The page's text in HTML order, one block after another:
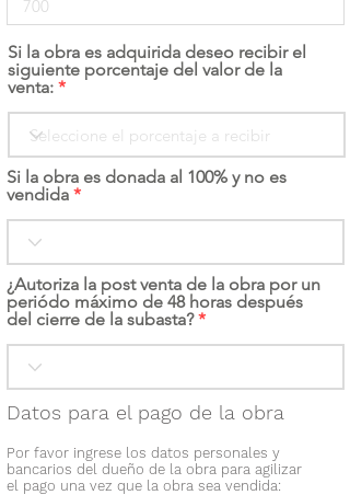
Si la obra es adquirida deseo recibir el
siguiente porcentaje del valor de la
venta:
Si la obra es donada al 100% y no es
vendida
¿Autoriza la post venta de la obra por un
periódo máximo de 48 horas después
del cierre de la subasta?
Datos para el pago de la obra
Por favor ingrese los datos personales y
bancarios del dueño de la obra para agilizar
el pago una vez que la obra sea vendida: